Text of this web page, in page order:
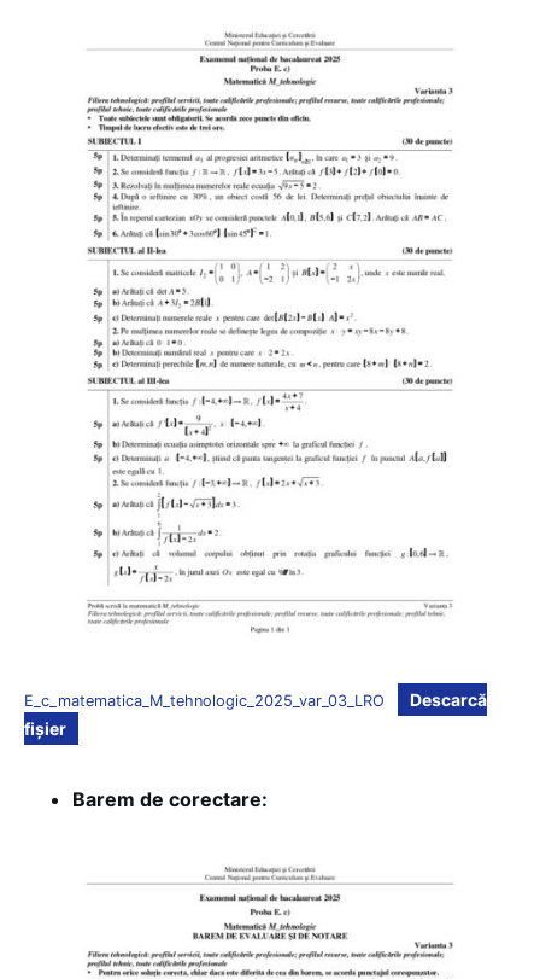
E_c_matematica_M_tehnologic_2025_var_03_LRO
Descarcă
fișier
Barem de corectare: